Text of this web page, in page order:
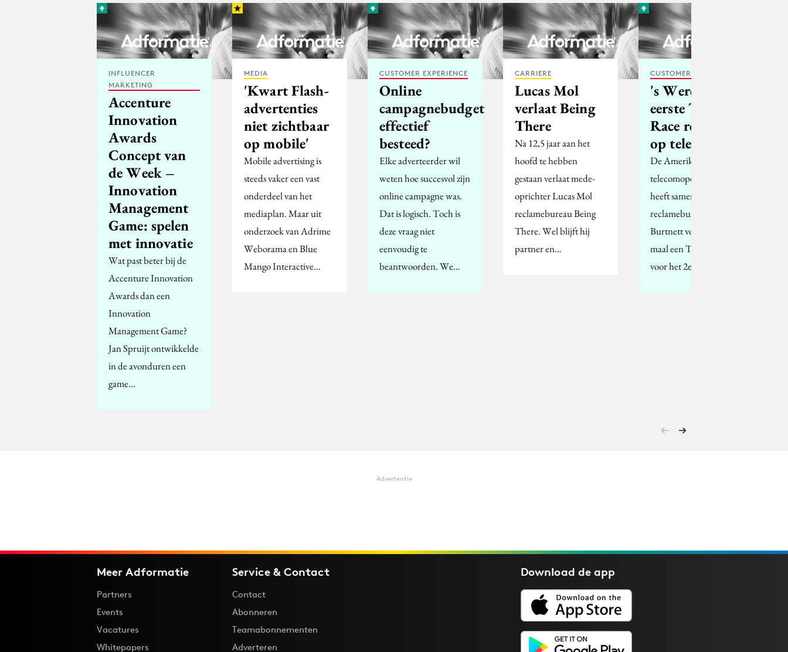
INFLUENCER
MARKETING
Accenture
Innovation
Awards
Concept van
de Week –
Innovation
Management
Game: spelen
met innovatie
Wat past beter bij de
Accenture Innovation
Awards dan een
Innovation
Management Game?
Jan Spruijt ontwikkelde
in de avonduren een
game…
MEDIA
'Kwart Flash-
advertenties
niet zichtbaar
op mobile'
Mobile advertising is
steeds vaker een vast
onderdeel van het
mediaplan. Maar uit
onderzoek van Adrime
Weborama en Blue
Mango Interactive…
CUSTOMER EXPERIENCE
Online
campagnebudget
effectief
besteed?
Elke adverteerder wil
weten hoe succesvol zijn
online campagne was.
Dat is logisch. Toch is
deze vraag niet
eenvoudig te
beantwoorden. We…
CARRIERE
Lucas Mol
verlaat Being
There
Na 12,5 jaar aan het
hoofd te hebben
gestaan verlaat mede-
oprichter Lucas Mol
reclamebureau Being
There. Wel blijft hij
partner en…
CUSTOMER EXPERIENCE
's Werelds
eerste Twitter
Race real time
op televisie
De Amerikaanse
telecomoperator Sprint
heeft samen met
reclamebureau Leo
Burtnett voor de eerste
maal een Twitter Race
voor het 2e scherrm…
Advertentie
Meer Adformatie
Partners
Events
Vacatures
Whitepapers
Service & Contact
Contact
Abonneren
Teamabonnementen
Adverteren
Download deapp